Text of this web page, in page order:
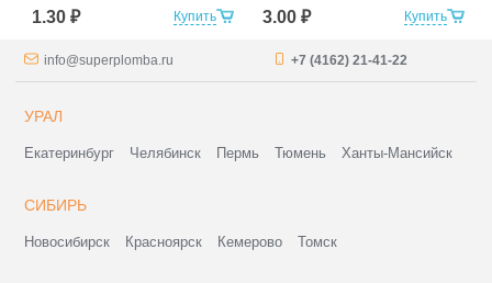
Купить
1.30 ₽ Купить
3.00 ₽
info@superplomba.ru +7 (4162) 21-41-22
УРАЛ
Екатеринбург Челябинск Пермь Тюмень Ханты-Мансийск
СИБИРЬ
Новосибирск Красноярск Кемерово Томск